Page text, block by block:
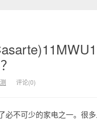
评论(0)
必不可少的家电之一。很